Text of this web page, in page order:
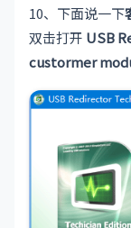
10、下面说一下
双击打开 USB
custormer